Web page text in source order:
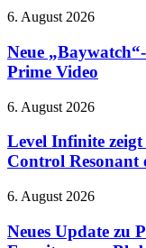
soll
im
September
Neue
Serie
läuft
in
bei
Video
6. August 2026
Neue
Prime Video
Level
zeigt
gamescom
Line-
2026:
Resonant
6. August 2026
Level Infinite
Control Resonant
Neues
zu
Pokémon
6. August 2026
Neues Update zu